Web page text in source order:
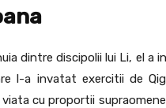
dintre discipolii lui Li, el a
l-a invatat exercitii de
cu proportii